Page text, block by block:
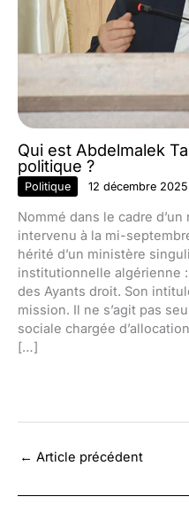
Qui est Abdelmalek
politique ?
Politique 12 décembre 2025
Nommé dans le cadre
intervenu à la mi-
hérité d’un ministère
institutionnelle algérienne
des Ayants droit. Son
mission. Il ne s’agit pas
sociale chargée
[…]
← Article précédent